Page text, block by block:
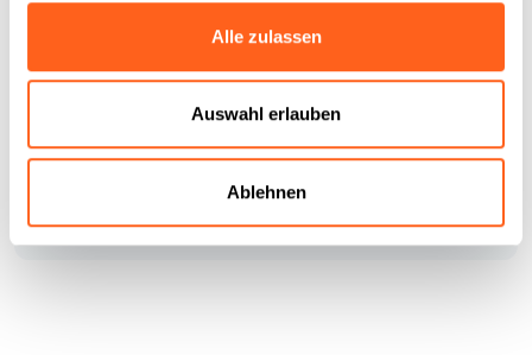
Alle zulassen
Auswahl erlauben
Ablehnen
Wie kommt man